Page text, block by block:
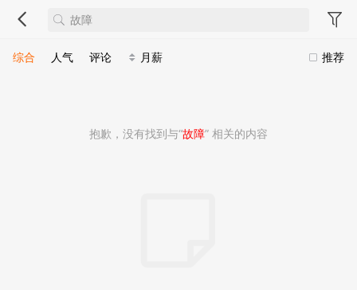
推荐
综合 人气 评论 月薪
抱歉，没有找到与“故障” 相关的内容